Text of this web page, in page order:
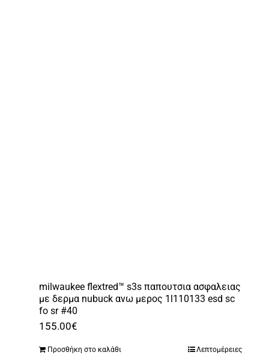
milwaukee flextred™ s3s παπουτσια ασφαλειας
με δερμα nubuck ανω μερος 1l110133 esd sc
fo sr #40
155.00€
Προσθήκη στο καλάθι Λεπτομέρειες